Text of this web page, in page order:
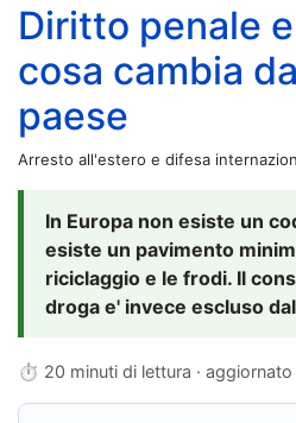
Diritto penale
cosa cambia
paese
Arresto all'estero e difesa
In Europa non esiste un
esiste un pavimento
riciclaggio e le frodi. Il
droga e' invece escluso
⏱ 20 minuti di lettura · aggiornato